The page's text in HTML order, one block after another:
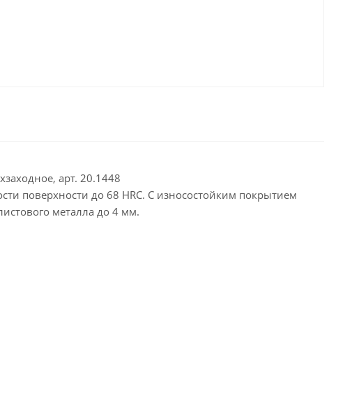
арт. 20.1448
поверхности до 68 HRC. С износостойким покрытием
металла до 4 мм.